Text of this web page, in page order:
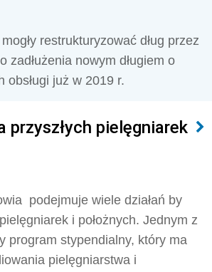
restrukturyzować dług przez
zadłużenia nowym długiem o
obsługi już w 2019 r.
przyszłych pielęgniarek
podejmuje wiele działań by
i położnych. Jednym z
program stypendialny, który ma
pielęgniarstwa i